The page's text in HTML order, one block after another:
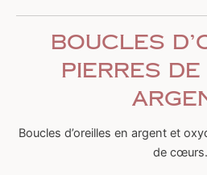
Boucles
pierres
Boucles d’oreilles en argent et
de cœurs.